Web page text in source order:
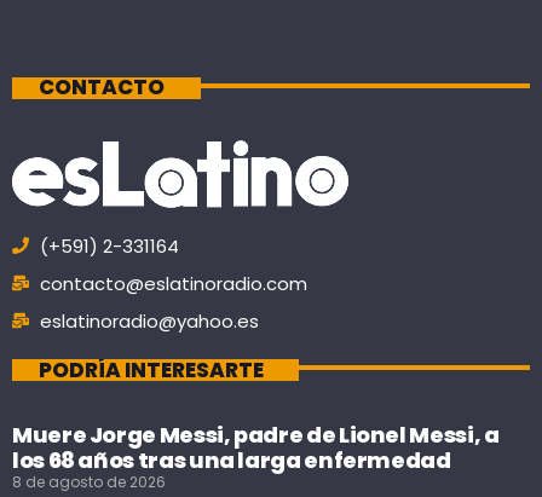
CONTACTO
(+591) 2-331164
contacto@eslatinoradio.com
eslatinoradio@yahoo.es
PODRÍA INTERESARTE
Muere Jorge Messi, padre de Lionel Messi, a
los 68 años tras una larga enfermedad
8 de agosto de 2026